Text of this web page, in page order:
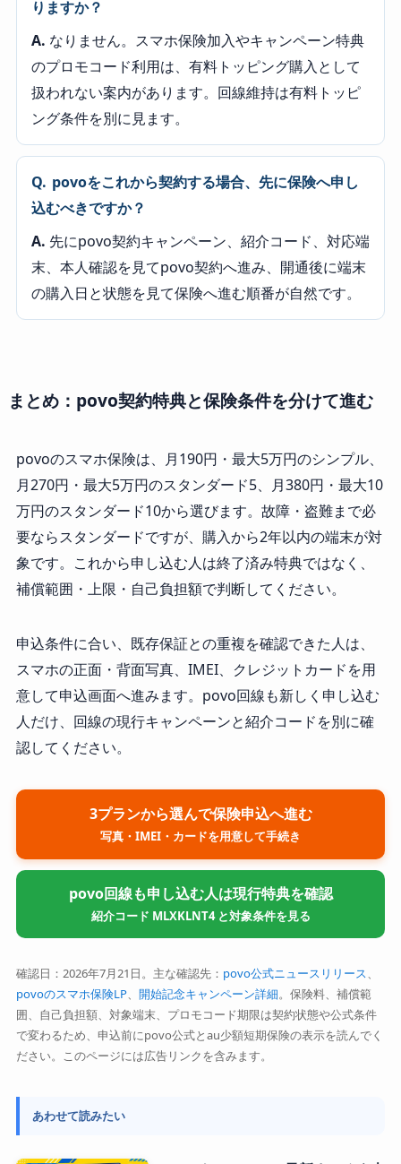
りますか？
A. なりません。スマホ保険加入やキャンペーン特典
のプロモコード利用は、有料トッピング購入として
扱われない案内があります。回線維持は有料トッピ
ング条件を別に見ます。
Q. povoをこれから契約する場合、先に保険へ申し
込むべきですか？
A. 先にpovo契約キャンペーン、紹介コード、対応端
末、本人確認を見てpovo契約へ進み、開通後に端末
の購入日と状態を見て保険へ進む順番が自然です。
まとめ：povo契約特典と保険条件を分けて進む
povoのスマホ保険は、月190円・最大5万円のシンプル、
月270円・最大5万円のスタンダード5、月380円・最大10
万円のスタンダード10から選びます。故障・盗難まで必
要ならスタンダードですが、購入から2年以内の端末が対
象です。これから申し込む人は終了済み特典ではなく、
補償範囲・上限・自己負担額で判断してください。
申込条件に合い、既存保証との重複を確認できた人は、
スマホの正面・背面写真、IMEI、クレジットカードを用
意して申込画面へ進みます。povo回線も新しく申し込む
人だけ、回線の現行キャンペーンと紹介コードを別に確
認してください。
3プランから選んで保険申込へ進む
写真・IMEI・カードを用意して手続き
povo回線も申し込む人は現行特典を確認
紹介コード MLXKLNT4 と対象条件を見る
確認日：2026年7月21日。主な確認先： povo公式ニュースリリース、
povoのスマホ保険LP、 開始記念キャンペーン詳細。保険料、補償範
囲、自己負担額、対象端末、プロモコード期限は契約状態や公式条件
で変わるため、申込前にpovo公式とau少額短期保険の表示を読んでく
ださい。このページには広告リンクを含みます。
あわせて読みたい